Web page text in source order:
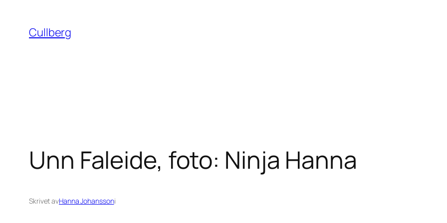
innehåll
Cullberg
Unn Faleide, foto: Ninja Hanna
Skrivet avHanna Johanssoni